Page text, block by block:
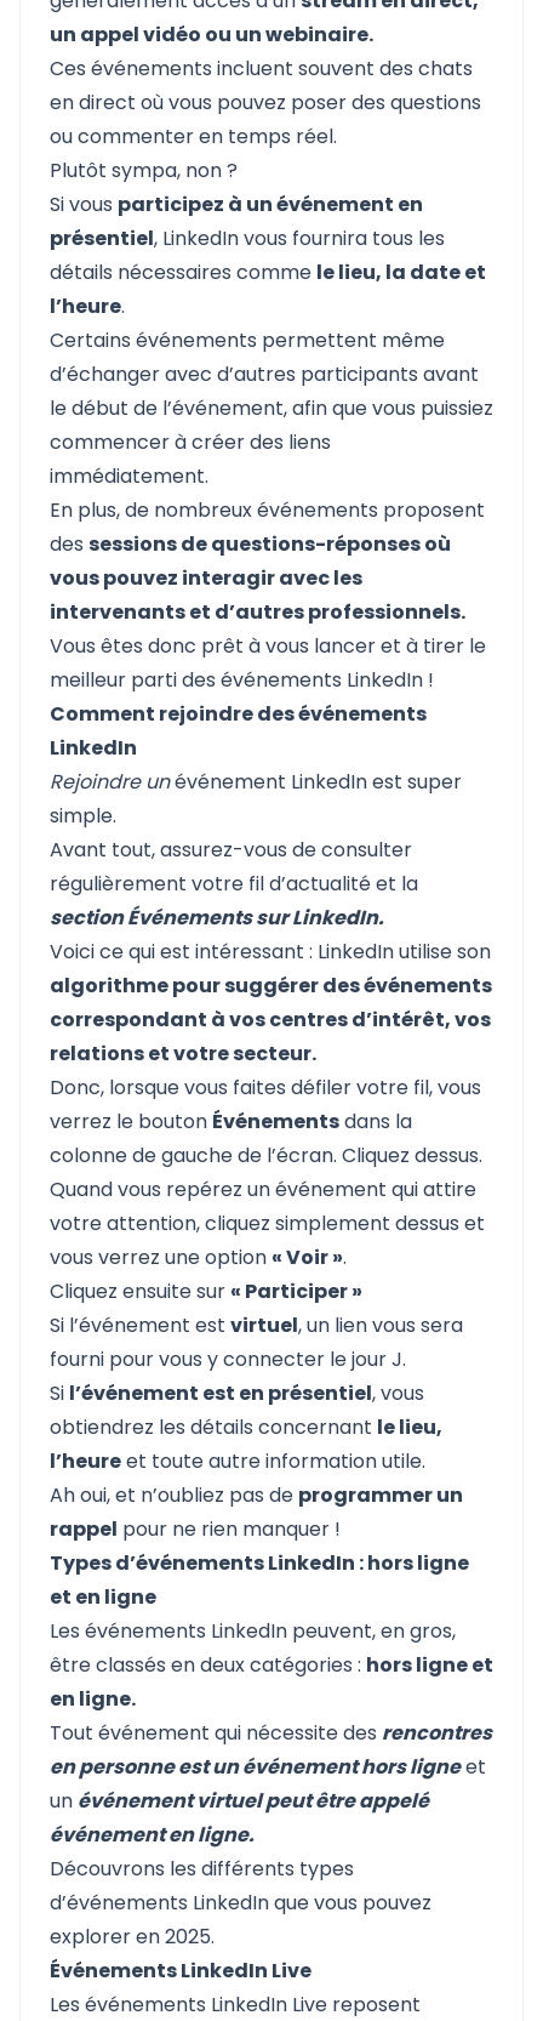
un appel vidéo ou un webinaire.
Ces événements incluent souvent des chats
en direct où vous pouvez poser des questions
ou commenter en temps réel.
Plutôt sympa, non ?
Si vous participez à un événement en
présentiel, LinkedIn vous fournira tous les
détails nécessaires comme le lieu, la date et
l’heure.
Certains événements permettent même
d’échanger avec d’autres participants avant
le début de l’événement, afin que vous puissiez
commencer à créer des liens
immédiatement.
En plus, de nombreux événements proposent
des sessions de questions-réponses où
vous pouvez interagir avec les
intervenants et d’autres professionnels.
Vous êtes donc prêt à vous lancer et à tirer le
meilleur parti des événements LinkedIn !
Comment rejoindre des événements
LinkedIn
Rejoindre unévénement LinkedIn est super
simple.
Avant tout, assurez-vous de consulter
régulièrement votre fil d’actualité et la
section Événements sur LinkedIn.
Voici ce qui est intéressant : LinkedIn utilise son
algorithme pour suggérer des événements
correspondant à vos centres d’intérêt, vos
relations et votre secteur.
Donc, lorsque vous faites défiler votre fil, vous
verrez le bouton Événementsdans la
colonne de gauche de l’écran. Cliquez dessus.
Quand vous repérez un événement qui attire
votre attention, cliquez simplement dessus et
vous verrez une option « Voir ».
Cliquez ensuite sur « Participer »
Si l’événement est virtuel, un lien vous sera
fourni pour vous y connecter le jour J.
Si l’événement est en présentiel, vous
obtiendrez les détails concernant le lieu,
l’heureet toute autre information utile.
Ah oui, et n’oubliez pas de programmer un
rappel pour ne rien manquer !
Types d’événements LinkedIn : hors ligne
et en ligne
Les événements LinkedIn peuvent, en gros,
être classés en deux catégories : hors ligne et
en ligne.
Tout événement qui nécessite des rencontres
en personne est un événement hors ligneet
un événement virtuel peut être appelé
événement en ligne.
Découvrons les différents types
d’événements LinkedIn que vous pouvez
explorer en 2025.
Événements LinkedIn Live
Les événements LinkedIn Live reposent